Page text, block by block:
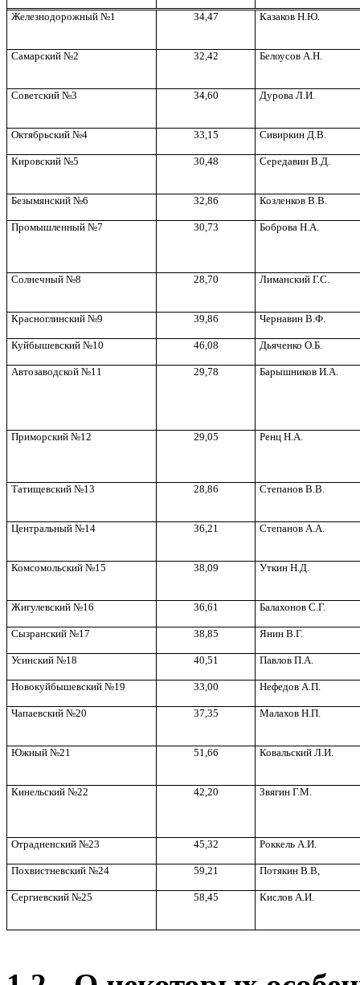
Железнодорожный №1 34,47 Казаков Н.Ю.
Самарский №2 32,42 Белоусов А.Н.
Советский №3 34,60 Дурова Л.И.
Октябрьский №4 33,15 Сивиркин Д.В.
Кировский №5 30,48 Середавин В.Д.
Безымянский №6 32,86 Козленков В.В.
Промышленный №7 30,73 Боброва Н.А.
Солнечный №8 28,70 Лиманский Г.С.
Красноглинский №9 39,86 Чернавин В.Ф.
Куйбышевский №10 46,08 Дьяченко О.Б.
Автозаводской №11 29,78 Барышников И.А.
Приморский №12 29,05 Ренц Н.А.
Татищевский №13 28,86 Степанов В.В.
Центральный №14 36,21 Степанов А.А.
Комсомольский №15 38,09 Уткин Н.Д.
Жигулевский №16 36,61 Балахонов С.Г.
Сызранский №17 38,85 Янин В.Г.
Усинский №18 40,51 Павлов П.А.
Новокуйбышевский №19 33,00 Нефедов А.П.
Чапаевский №20 37,35 Малахов Н.П.
Южный №21 51,66 Ковальский Л.И.
Кинельский №22 42,20 Звягин Г.М.
Отрадненский №23 45,32 Роккель А.И.
Похвистневский №24 59,21 Потякин В.В,
Сергиевский №25 58,45 Кислов А.И.